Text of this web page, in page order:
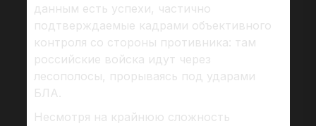
данным есть успехи, частично
подтверждаемые кадрами объективного
контроля со стороны противника: там
российские войска идут через
лесополосы, прорываясь под ударами
БЛА.
Несмотря на крайнюю сложность